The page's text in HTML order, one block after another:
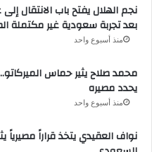
نجم الهلال يفتح باب الانتقال
بعد تجربة سعودية غير مكتملة
منذ أسبوع واحد
محمد صلاح يثير حماس
يحدد مصيره
منذ أسبوع واحد
نواف العقيدي يتخذ قراراً مصيرياً